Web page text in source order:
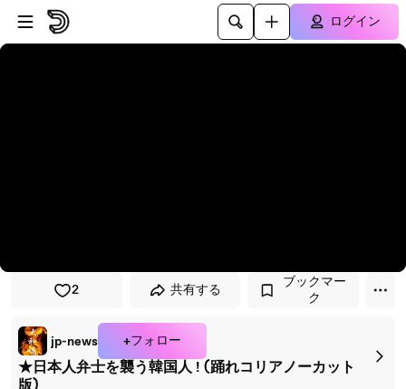
プレイヤーにスキップ
メインコンテンツにスキップ
ログイン
2 共有する
ブックマー
ク
jp-news +フォロー
★日本人弁士を襲う韓国人 ! (踊れコリアノーカット